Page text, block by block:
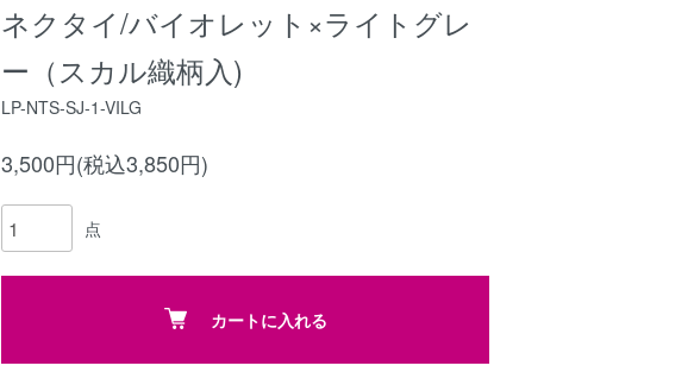
ネクタイ/バイオレット×ライトグレ
ー（スカル織柄入)
LP-NTS-SJ-1-VILG
3,500円(税込3,850円)
点
カートに入れる